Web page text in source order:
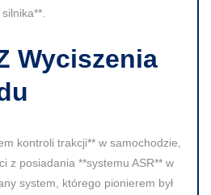
Wyciszenia
kontroli trakcji** w samochodzie,
z posiadania **systemu ASR** w
system, którego pionierem był